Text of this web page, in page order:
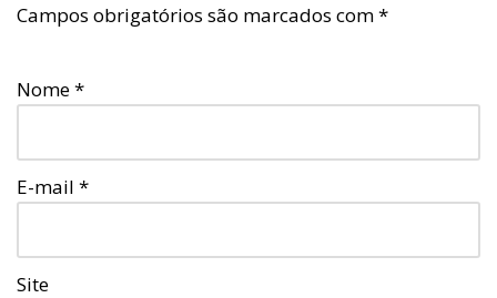
Campos obrigatórios são marcados com*
Nome*
E-mail *
Site